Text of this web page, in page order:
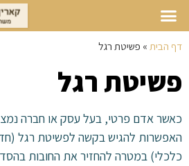
דף הבית » פשיטת רגל
פשיטת רגל
כאשר אדם פרטי, בעל עסק או חברה
האפשרות להגיש בקשה לפשיטת רגל
כלכלי) במטרה להחזיר את החובות